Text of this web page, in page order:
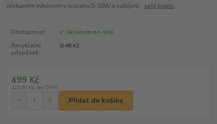
výstupním výkonem v rozsahu 5-30W a nabíjení... celý popis
Dostupnost
✅ Skladem on-line
Recyklační
příspěvek
0,48 Kč
499 Kč
412,40 Kč bez DPH
Přidat do košíku